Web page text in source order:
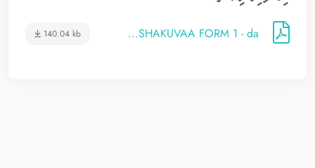
SHAKUVAA FORM 1 - da...
140.04 kb